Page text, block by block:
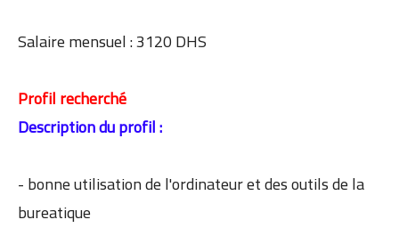
Salaire mensuel : 3120 DHS
Profil recherché
Description du profil :
- bonne utilisation de l'ordinateur et des outils de la
bureatique